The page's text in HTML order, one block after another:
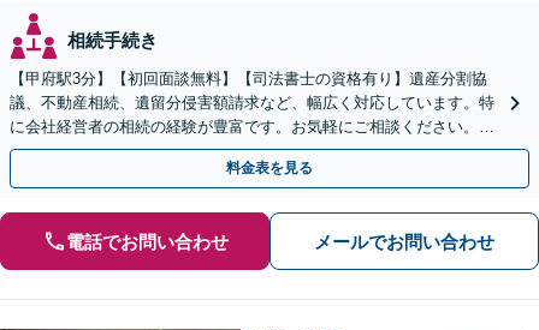
相続手続き
【甲府駅3分】【初回面談無料】【司法書士の資格有り】遺産分割協
議、不動産相続、遺留分侵害額請求など、幅広く対応しています。特
に会社経営者の相続の経験が豊富です。お気軽にご相談ください。
【休日・夜間面談可】【オンライン面談可】
料金表を見る
電話でお問い合わせ メールでお問い合わせ